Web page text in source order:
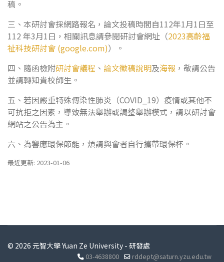
稿。
三、本研討會採網路報名，論文投稿時間自112年1月1日至
112 年3月1日，相關訊息請參閱研討會網址（2023高齡福
祉科技研討會 (google.com)）。
四、隨函檢附研討會議程 、 論文徵稿說明及海報 ，敬請公告
並請轉知貴校師生。
五、若因嚴重特殊傳染性肺炎（COVID_19）疫情或其他不
可抗拒之因素，導致無法舉辦或調整舉辦模式，請以研討會
網站之公告為主。
六、為響應環保節能，煩請與會者自行攜帶環保杯。
最近更新: 2023-01-06
© 2026 元智大學 Yuan Ze University - 研發處
03-4638800 rddept@saturn.yzu.edu.tw